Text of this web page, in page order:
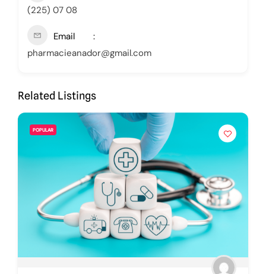
(225) 07 08
Email
pharmacieanador@gmail.com
Related Listings
POPULAR